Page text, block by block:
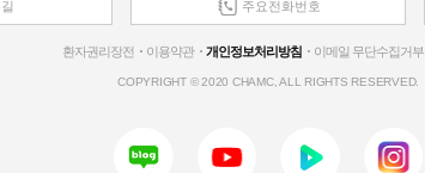
주요전화번호
환자권리장전 이용약관 개인정보처리방침 이메일 무단수집거부
COPYRIGHT © 2020 CHAMC, ALL RIGHTS RESERVED.